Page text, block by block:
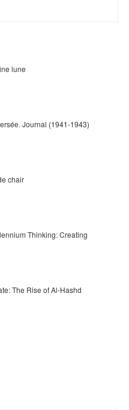
lune
Journal (1941-1943)
chair
Thinking: Creating
The Rise of Al-Hashd